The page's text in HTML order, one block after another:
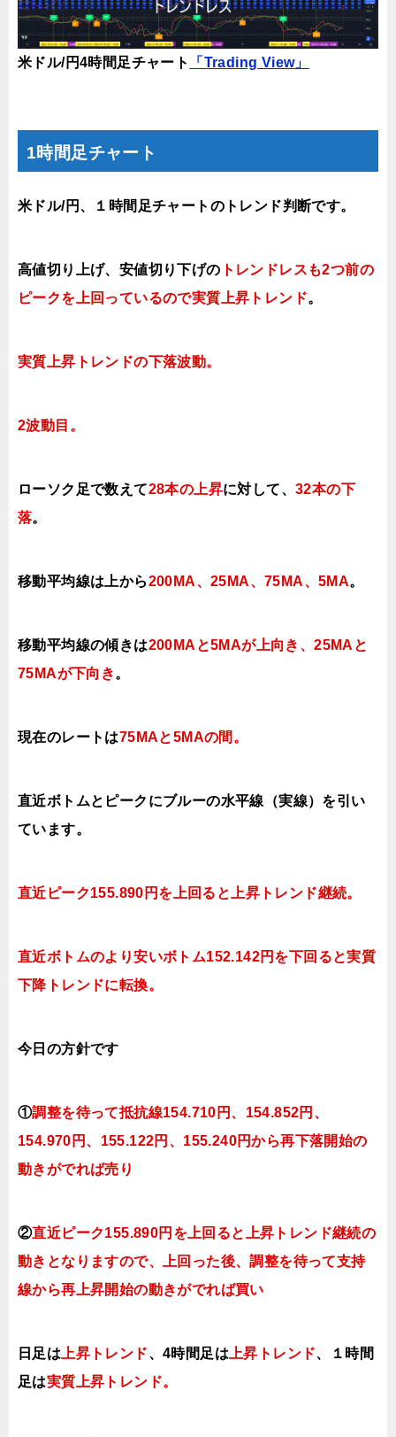
米ドル/円4時間足チャート 「Trading View」
1時間足チャート
米ドル/円、１時間足チャートのトレンド判断です。
高値切り上げ、安値切り下げの トレンドレスも2つ前の
ピークを上回っているので実質上昇トレンド。
実質上昇トレンドの下落波動。
2波動目。
ローソク足で数えて28本の上昇に対して、32本の下
落。
移動平均線は上から200MA、25MA、75MA、5MA。
移動平均線の傾きは200MAと5MAが上向き、25MAと
75MAが下向き。
現在のレートは75MAと5MAの間 。
直近ボトムとピークにブルーの水平線（実線）を引い
ています。
直近ピーク155.890円を上回ると上昇トレンド継続。
直近ボトムのより安いボトム152.142円を下回ると実質
下降トレンドに転換。
今日 の方針です
①調整を待って抵抗線154.710 円、154.852円 、
154.970円、155.122円、155.240円から再下落開始の
動きがでれば売り
②直近ピーク155.890円を上回ると上昇トレンド継続の
動きとなり ますので、上回った後、調整を待って支持
線から再上昇開始の動きがでれば買い
日足は 上昇トレンド、4時間足は 上昇トレンド、１時間
足は実質上昇トレンド。